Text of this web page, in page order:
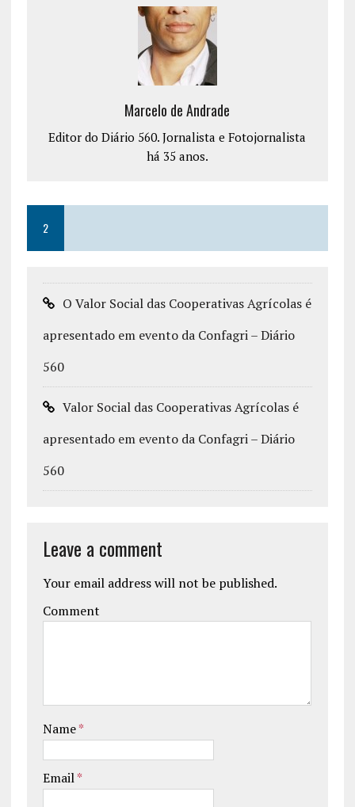
Marcelo de Andrade
Editor do Diário 560. Jornalista e Fotojornalista
há 35 anos.
2
O Valor Social das Cooperativas Agrícolas é
apresentado em evento da Confagri – Diário
560
Valor Social das Cooperativas Agrícolas é
apresentado em evento da Confagri – Diário
560
Leave a comment
Your email address will not be published.
Comment
Name*
Email*